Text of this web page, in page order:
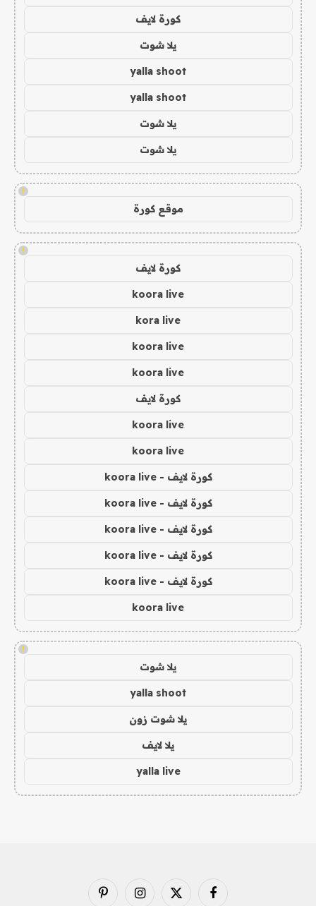
كورة لايف
يلا شوت
yalla shoot
yalla shoot
يلا شوت
يلا شوت
!
موقع كورة
!
كورة لايف
koora live
kora live
koora live
koora live
كورة لايف
koora live
koora live
كورة لايف - koora live
كورة لايف - koora live
كورة لايف - koora live
كورة لايف - koora live
كورة لايف - koora live
koora live
!
يلا شوت
yalla shoot
يلا شوت زون
يلا لايف
yalla live
فيسبوك X الانستغرامبينتيريست